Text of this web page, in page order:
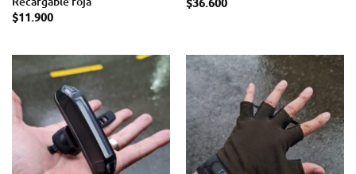
$11.900